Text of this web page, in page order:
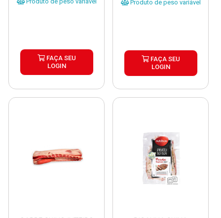
FAÇA SEU
LOGIN
Produto de peso variável
FAÇA SEU
LOGIN